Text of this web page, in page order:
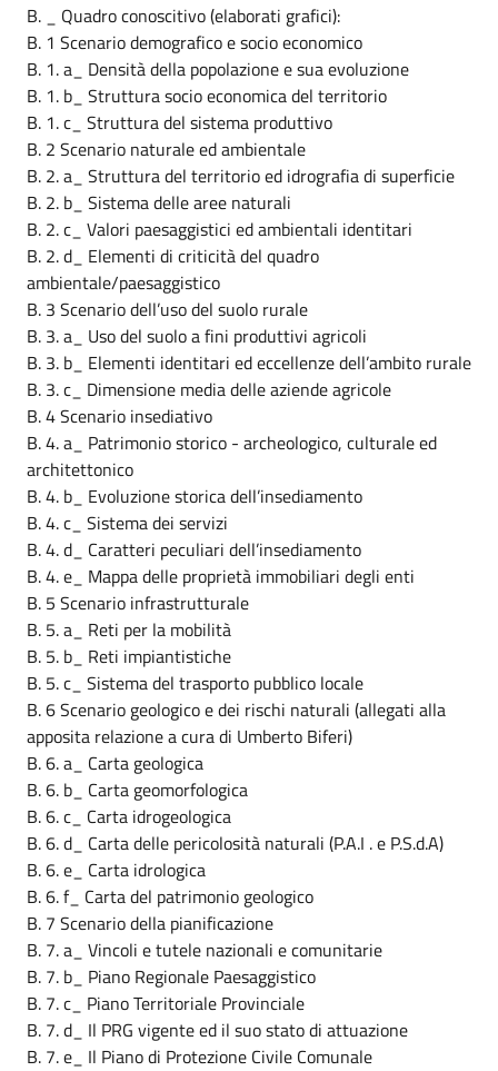
B. _ Quadro conoscitivo (elaborati grafici):
B. 1 Scenario demografico e socio economico
B. 1. a_ Densità della popolazione e sua evoluzione
B. 1. b_ Struttura socio economica del territorio
B. 1. c_ Struttura del sistema produttivo
B. 2 Scenario naturale ed ambientale
B. 2. a_ Struttura del territorio ed idrografia di superficie
B. 2. b_ Sistema delle aree naturali
B. 2. c_ Valori paesaggistici ed ambientali identitari
B. 2. d_ Elementi di criticità del quadro
ambientale/paesaggistico
B. 3 Scenario dell’uso del suolo rurale
B. 3. a_ Uso del suolo a fini produttivi agricoli
B. 3. b_ Elementi identitari ed eccellenze dell’ambito rurale
B. 3. c_ Dimensione media delle aziende agricole
B. 4 Scenario insediativo
B. 4. a_ Patrimonio storico - archeologico, culturale ed
architettonico
B. 4. b_ Evoluzione storica dell’insediamento
B. 4. c_ Sistema dei servizi
B. 4. d_ Caratteri peculiari dell’insediamento
B. 4. e_ Mappa delle proprietà immobiliari degli enti
B. 5 Scenario infrastrutturale
B. 5. a_ Reti per la mobilità
B. 5. b_ Reti impiantistiche
B. 5. c_ Sistema del trasporto pubblico locale
B. 6 Scenario geologico e dei rischi naturali (allegati alla
apposita relazione a cura di Umberto Biferi)
B. 6. a_ Carta geologica
B. 6. b_ Carta geomorfologica
B. 6. c_ Carta idrogeologica
B. 6. d_ Carta delle pericolosità naturali (P.A.I . e P.S.d.A)
B. 6. e_ Carta idrologica
B. 6. f_ Carta del patrimonio geologico
B. 7 Scenario della pianificazione
B. 7. a_ Vincoli e tutele nazionali e comunitarie
B. 7. b_ Piano Regionale Paesaggistico
B. 7. c_ Piano Territoriale Provinciale
B. 7. d_ Il PRG vigente ed il suo stato di attuazione
B. 7. e_ Il Piano di Protezione Civile Comunale